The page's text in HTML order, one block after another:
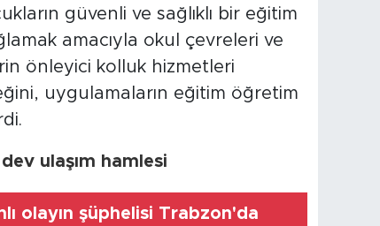
güvenli ve sağlıklı bir eğitim
amacıyla okul çevreleri ve
önleyici kolluk hizmetleri
uygulamaların eğitim öğretim
ulaşım hamlesi
olayın şüphelisi Trabzon'da